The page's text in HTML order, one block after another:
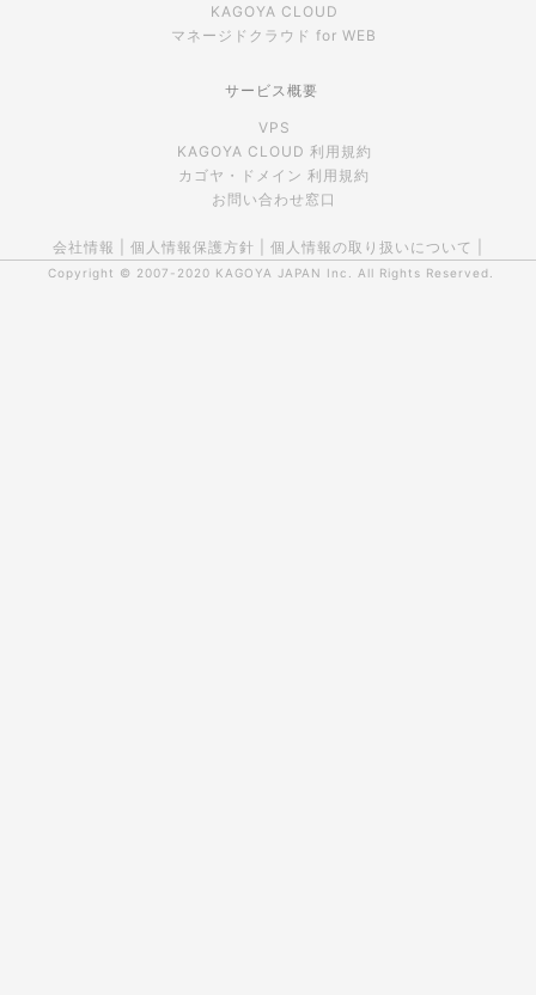
KAGOYA CLOUD
マネージドクラウド for WEB
サービス概要
VPS
KAGOYA CLOUD 利用規約
カゴヤ・ドメイン 利用規約
お問い合わせ窓口
会社情報 個人情報保護方針 個人情報の取り扱いについて
Copyright © 2007-2020 KAGOYA JAPAN Inc. All Rights Reserved.